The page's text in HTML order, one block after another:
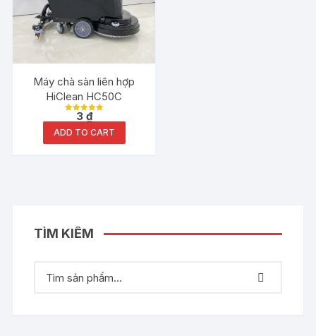
Máy chà sàn liên hợp
HiClean HC50C
Rated
out of 5
3 ₫
ADD TO CART
TÌM KIẾM